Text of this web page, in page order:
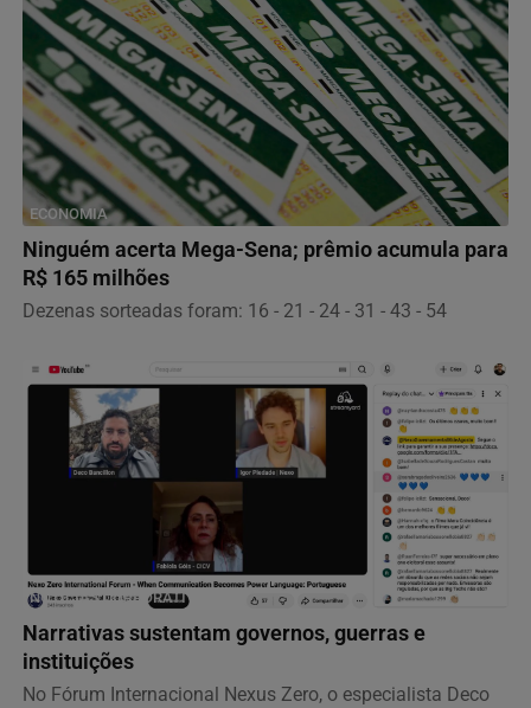
ECONOMIA
Ninguém acerta Mega-Sena; prêmio acumula para
R$ 165 milhões
Dezenas sorteadas foram: 16 - 21 - 24 - 31 - 43 - 54
NOTÍCIAS CORPORATIVAS
Narrativas sustentam governos, guerras e
instituições
No Fórum Internacional Nexus Zero, o especialista Deco